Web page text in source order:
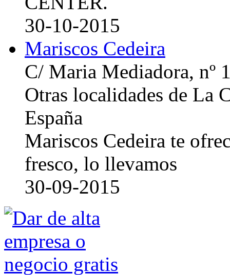
30-10-2015
Mariscos Cedeira
C/ Maria Mediadora, nº
Otras localidades de La
España
Mariscos Cedeira te
fresco, lo llevamos
30-09-2015